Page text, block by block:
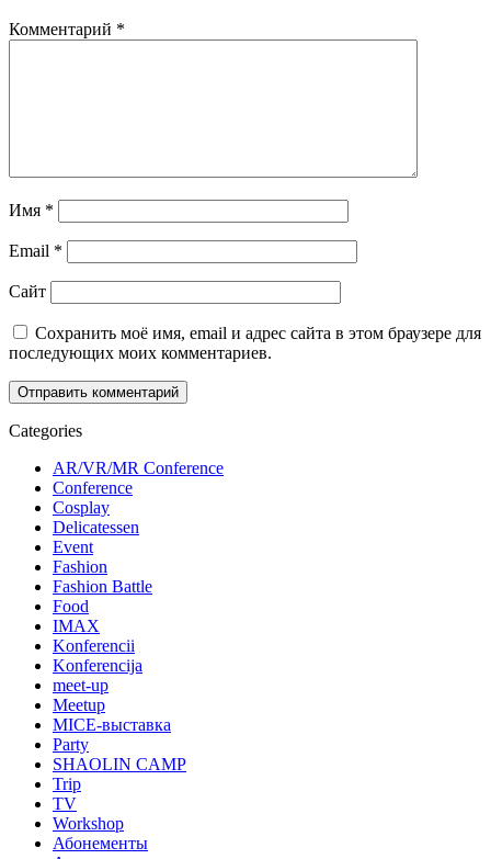
Комментарий *
Имя *
Email *
Сайт
Сохранить моё имя, email и адрес сайта в этом браузере для
последующих моих комментариев.
Categories
AR/VR/MR Conference
Conference
Cosplay
Delicatessen
Event
Fashion
Fashion Battle
Food
IMAX
Konferencii
Konferencija
meet-up
Meetup
MICE-выставка
Party
SHAOLIN CAMP
Trip
TV
Workshop
Абонементы